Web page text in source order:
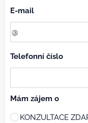
E-mail
Telefonní číslo
Mám zájem o
KONZULTACE